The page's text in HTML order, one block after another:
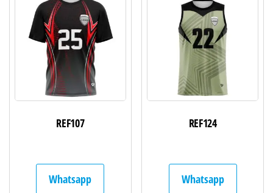
REF107
Whatsapp
REF124
Whatsapp